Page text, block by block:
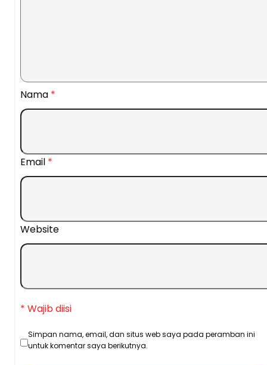
Nama *
Email *
Website
* Wajib diisi
Simpan nama, email, dan situs web saya pada peramban ini
untuk komentar saya berikutnya.